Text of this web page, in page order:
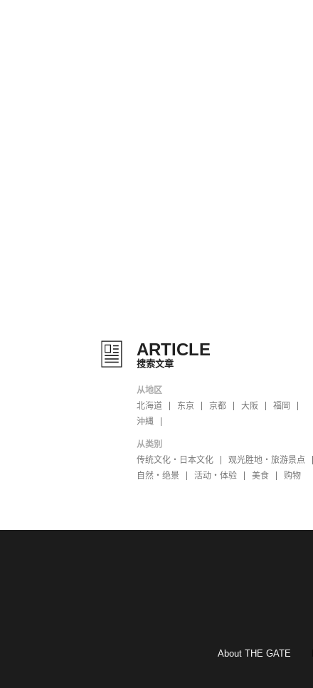
ARTICLE
搜索文章
从地区
北海道
东京 京都 大阪
福岡
沖縄
从类别
传统文化・日本文化
观光胜地・旅游景点
自然・绝景
活动・体验 美食 购物
About THE GATE